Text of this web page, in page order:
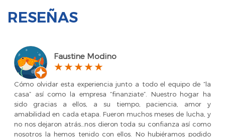
RESEÑAS
Faustine Modino
Cómo olvidar esta experiencia junto a todo el equipo de “la
casa” así como la empresa “finanziate”. Nuestro hogar ha
sido gracias a ellos, a su tiempo, paciencia, amor y
amabilidad en cada etapa. Fueron muchos meses de lucha, y
no nos dejaron atrás…nos dieron toda su confianza así como
nosotros la hemos tenido con ellos. No hubiéramos podido